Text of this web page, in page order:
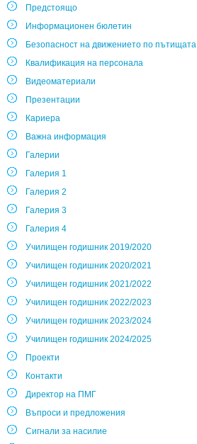
Предстоящо
Информационен бюлетин
Безопасност на движението по пътищата
Квалификация на персонала
Видеоматериали
Презентации
Кариера
Важна информация
Галерии
Галерия 1
Галерия 2
Галерия 3
Галерия 4
Училищен годишник 2019/2020
Училищен годишник 2020/2021
Училищен годишник 2021/2022
Училищен годишник 2022/2023
Училищен годишник 2023/2024
Училищен годишник 2024/2025
Проекти
Контакти
Директор на ПМГ
Въпроси и предложения
Сигнали за насилие